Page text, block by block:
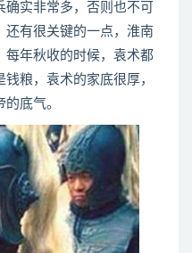
实非常多，否则也不可
还有很关键的一点，淮南
每年秋收的时候，袁术都
粮，袁术的家底很厚，
底气。